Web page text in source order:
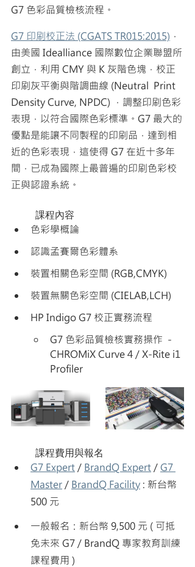
G7 色彩品質檢核流程。
G7 印刷校正法 (CGATS TR015:2015) ，
由美國 Idealliance 國際數位企業聯盟所
創立，利用 CMY 與 K 灰階色塊，校正
印刷灰平衡與階調曲線 (Neutral  Print
Density Curve, NPDC) ，調整印刷色彩
表現，以符合國際色彩標準。G7 最大的
優點是能讓不同製程的印刷品，達到相
近的色彩表現，這使得 G7 在近十多年
間，已成為國際上最普遍的印刷色彩校
正與認證系統。
	課程內容
色彩學概論
認識孟賽爾色彩體系
裝置相關色彩空間 (RGB,CMYK)
裝置無關色彩空間 (CIELAB,LCH)
HP Indigo G7 校正實務流程
G7 色彩品質檢核實務操作  -
CHROMiX Curve 4 / X-Rite i1
Profiler
	課程費用與報名
G7 Expert / BrandQ Expert / G7
Master / BrandQ Facility : 新台幣
500 元
一般報名：新台幣 9,500 元 ( 可抵
免未來 G7 / BrandQ 專家教育訓練
課程費用 )